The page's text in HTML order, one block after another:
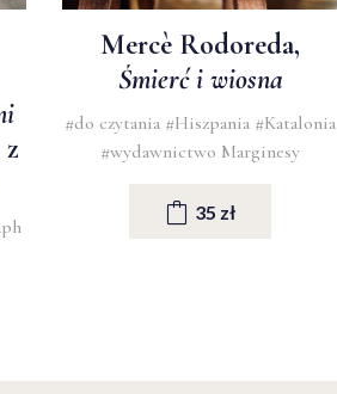
Mercè Rodoreda,
Śmierć i wiosna
#do czytania #Hiszpania #Katalonia
#wydawnictwo Marginesy
35 zł